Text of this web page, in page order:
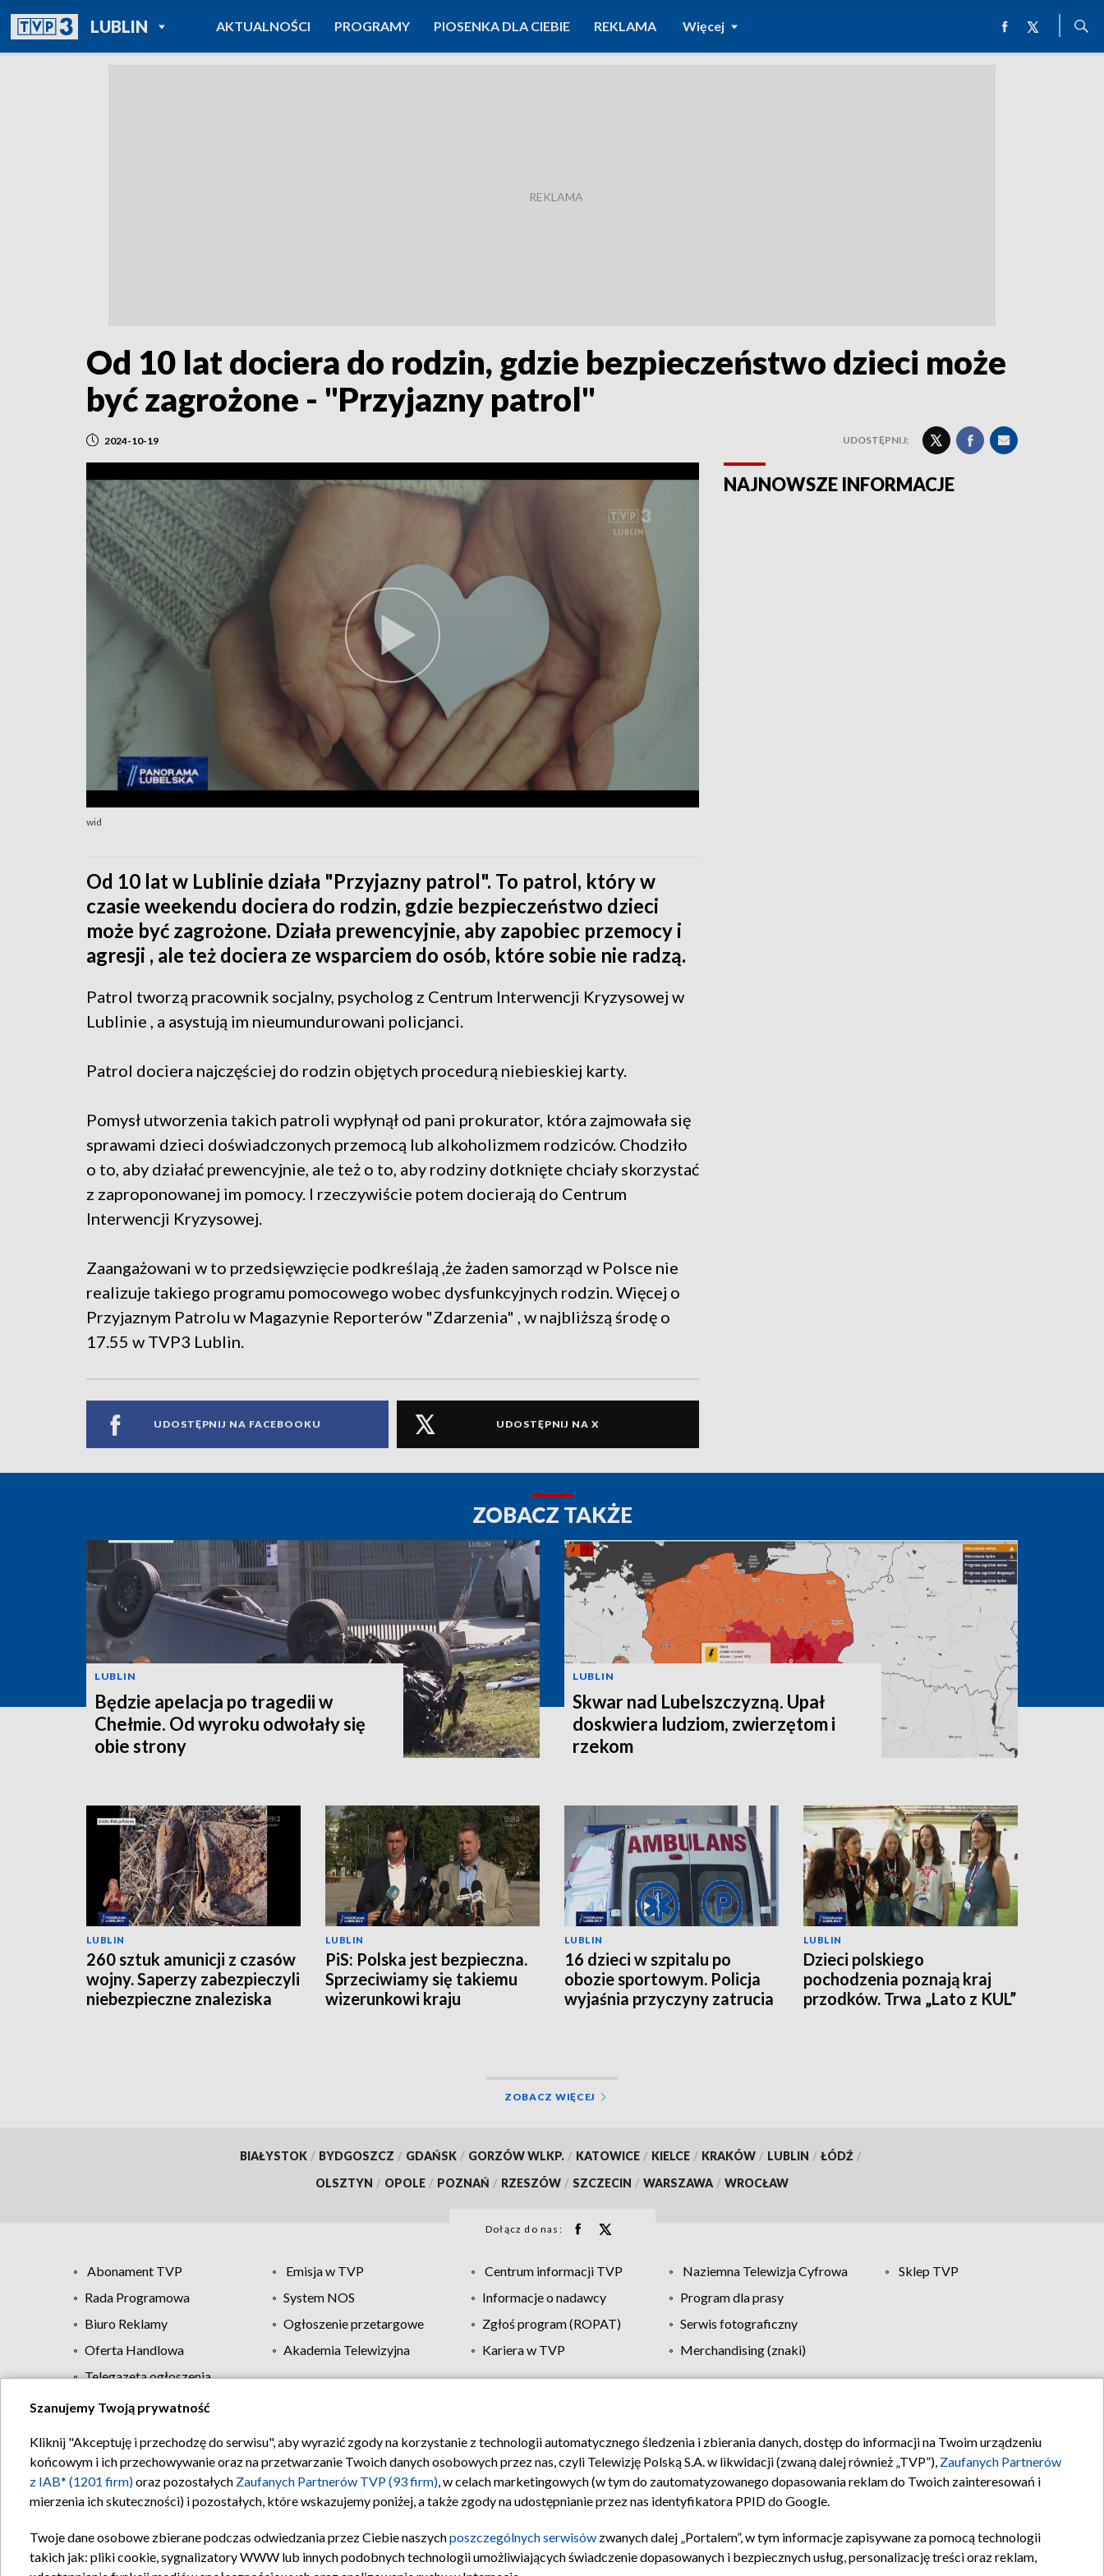
LUBLINPOWRÓT DO
TVP REGIONY
AKTUALNOŚCI PROGRAMY PIOSENKA DLA CIEBIE REKLAMA Więcej
Od 10 lat dociera do rodzin, gdzie bezpieczeństwo dzieci może
być zagrożone - "Przyjazny patrol"
2024-10-19 UDOSTĘPNIJ:
wid
Od 10 lat w Lublinie działa "Przyjazny patrol". To patrol, który w
czasie weekendu dociera do rodzin, gdzie bezpieczeństwo dzieci
może być zagrożone. Działa prewencyjnie, aby zapobiec przemocy i
agresji , ale też dociera ze wsparciem do osób, które sobie nie radzą.
Patrol tworzą pracownik socjalny, psycholog z Centrum Interwencji Kryzysowej w
Lublinie , a asystują im nieumundurowani policjanci.
Patrol dociera najczęściej do rodzin objętych procedurą niebieskiej karty.
Pomysł utworzenia takich patroli wypłynął od pani prokurator, która zajmowała się
sprawami dzieci doświadczonych przemocą lub alkoholizmem rodziców. Chodziło
o to, aby działać prewencyjnie, ale też o to, aby rodziny dotknięte chciały skorzystać
z zaproponowanej im pomocy. I rzeczywiście potem docierają do Centrum
Interwencji Kryzysowej.
Zaangażowani w to przedsięwzięcie podkreślają ,że żaden samorząd w Polsce nie
realizuje takiego programu pomocowego wobec dysfunkcyjnych rodzin. Więcej o
Przyjaznym Patrolu w Magazynie Reporterów "Zdarzenia" , w najbliższą środę o
17.55 w TVP3 Lublin.
UDOSTĘPNIJ NA FACEBOOKU UDOSTĘPNIJ NA X
NAJNOWSZE INFORMACJE
ZOBACZ TAKŻE
LUBLIN
Będzie apelacja po tragedii w
Chełmie. Od wyroku odwołały się
obie strony
LUBLIN
Skwar nad Lubelszczyzną. Upał
doskwiera ludziom, zwierzętom i
rzekom
LUBLIN
260 sztuk amunicji z czasów
wojny. Saperzy zabezpieczyli
niebezpieczne znaleziska
LUBLIN
PiS: Polska jest bezpieczna.
Sprzeciwiamy się takiemu
wizerunkowi kraju
LUBLIN
16 dzieci w szpitalu po
obozie sportowym. Policja
wyjaśnia przyczyny zatrucia
LUBLIN
Dzieci polskiego
pochodzenia poznają kraj
przodków. Trwa „Lato z KUL”
ZOBACZ WIĘCEJ
BIAŁYSTOK / BYDGOSZCZ / GDAŃSK / GORZÓW WLKP. / KATOWICE / KIELCE / KRAKÓW / LUBLIN / ŁÓDŹ /
OLSZTYN / OPOLE / POZNAŃ / RZESZÓW / SZCZECIN / WARSZAWA / WROCŁAW
Dołącz do nas:
Abonament TVP Emisja w TVP Centrum informacji TVP Naziemna Telewizja Cyfrowa
Sklep TVP
Rada Programowa
System NOS Informacje o nadawcy
Program dla prasy
Biuro Reklamy
Ogłoszenie przetargowe Zgłoś program (ROPAT)
Serwis fotograficzny
Oferta Handlowa
Akademia Telewizyjna Kariera w TVP
Merchandising (znaki)
Telegazeta ogłoszenia
Regulamin TVP Polityka prywatności Moje zgody Pomoc Biuro reklamy Kontakt
Szanujemy Twoją prywatność
Kliknij "Akceptuję i przechodzę do serwisu", aby wyrazić zgody na korzystanie z technologii automatycznego śledzenia i zbierania danych, dostęp do informacji na Twoim urządzeniu
końcowym i ich przechowywanie oraz na przetwarzanie Twoich danych osobowych przez nas, czyli Telewizję Polską S.A. w likwidacji (zwaną dalej również „TVP”), Zaufanych Partnerów
z IAB* (1201 firm)oraz pozostałych Zaufanych Partnerów TVP (93 firm), w celach marketingowych (w tym do zautomatyzowanego dopasowania reklam do Twoich zainteresowań i
mierzenia ich skuteczności) i pozostałych, które wskazujemy poniżej, a także zgody na udostępnianie przez nas identyfikatora PPID do Google.
Twoje dane osobowe zbierane podczas odwiedzania przez Ciebie naszychposzczególnych serwisów zwanych dalej „Portalem”, w tym informacje zapisywane za pomocą technologii
takich jak: pliki cookie, sygnalizatory WWW lub innych podobnych technologii umożliwiających świadczenie dopasowanych i bezpiecznych usług, personalizację treści oraz reklam,